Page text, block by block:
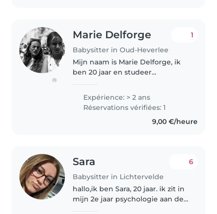
(1)
Marie Delforge
Babysitter in Oud-Heverlee
1
Mijn naam is Marie Delforge, ik
ben 20 jaar en studeer
studie ben ik ook actief op de
hockey waar ik training geef. Ik
ben heel graag met kinderen
Expérience: > 2 ans
Réservations vérifiées: 1
9,00 €/heure
Sara
Babysitter in Lichtervelde
6
hallo,ik ben Sara, 20 jaar. ik zit in
mijn 2e jaar psychologie aan de